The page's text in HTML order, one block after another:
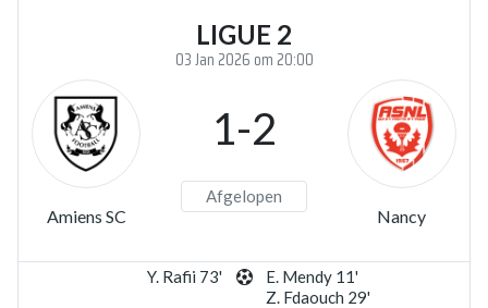
LIGUE 2
03 Jan 2026 om 20:00
Amiens SC
1-2
Afgelopen
Nancy
Y. Rafii 73'
E. Mendy 11'
Z. Fdaouch 29'